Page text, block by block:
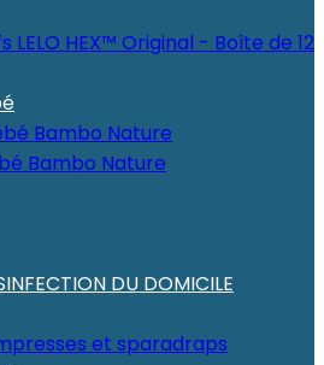
Bambo Nature
Bambo Nature
DU DOMICILE
et sparadraps